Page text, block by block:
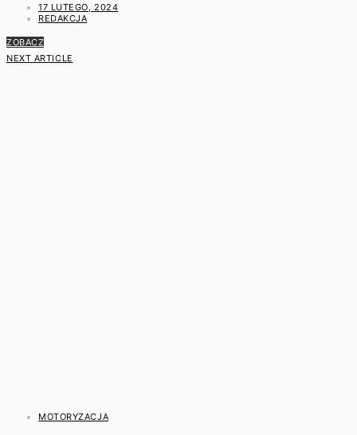
17 LUTEGO, 2024
REDAKCJA
ZOBACZ
NEXT ARTICLE
MOTORYZACJA